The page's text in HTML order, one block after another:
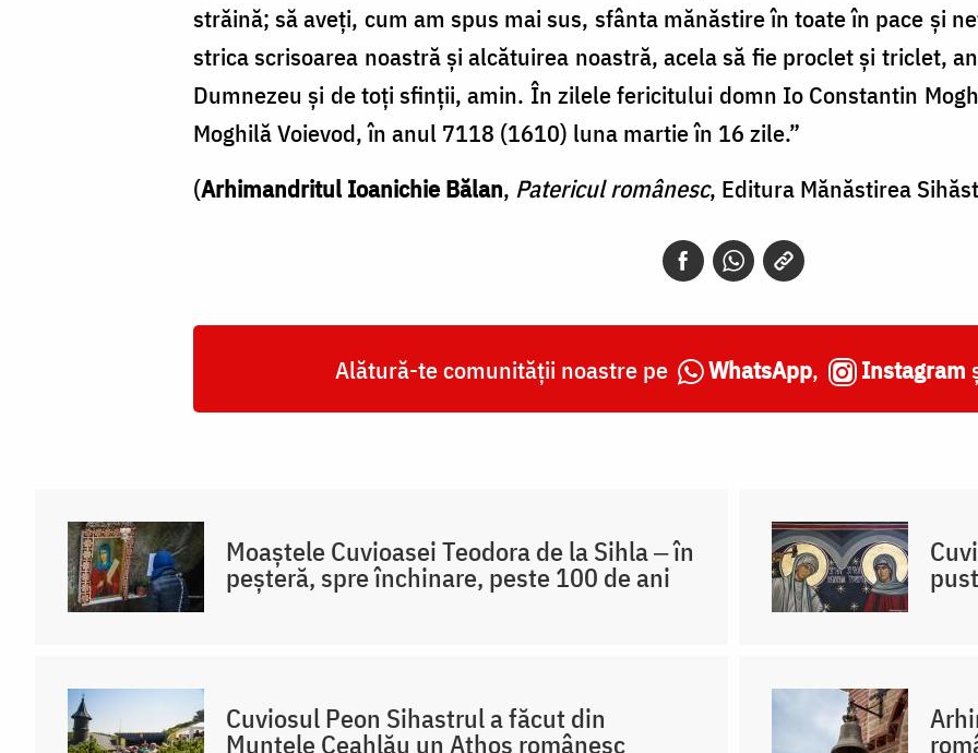
străină; să aveţi, cum am spus mai sus, sfânta mănăstire în toate în pace şi
strica scrisoarea noastră şi alcătuirea noastră, acela să fie proclet şi triclet,
Dumnezeu şi de toţi sfinţii, amin. În zilele fericitului domn Io Constantin
Moghilă Voievod, în anul 7118 (1610) luna martie în 16 zile.”
(Arhimandritul Ioanichie Bălan, Patericul românesc, Editura Mănăstirea
Alătură-te comunității noastre pe WhatsApp, Instagram
Moaștele Cuvioasei Teodora de la Sihla ‒ în
peșteră, spre închinare, peste 100 de ani
Cuviosul Peon Sihastrul a făcut din
Muntele Ceahlău un Athos românesc